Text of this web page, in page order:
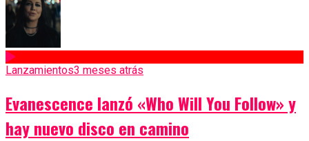
Lanzamientos3 meses atrás
Evanescence lanzó «Who Will You Follow» y
hay nuevo disco en camino